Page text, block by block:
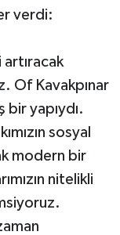
verdi:
artıracak
Of Kavakpınar
bir yapıydı.
sosyal
modern bir
nitelikli